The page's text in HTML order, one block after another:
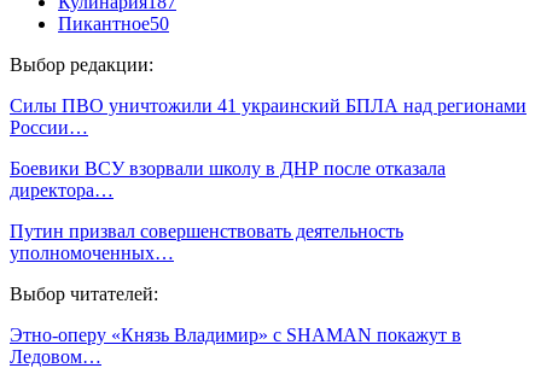
Пикантное50
Выбор редакции:
Силы ПВО уничтожили 41 украинский БПЛА над регионами
России…
Боевики ВСУ взорвали школу в ДНР после отказала
директора…
Путин призвал совершенствовать деятельность
уполномоченных…
Выбор читателей:
Этно-оперу «Князь Владимир» с SHAMAN покажут в
Ледовом…